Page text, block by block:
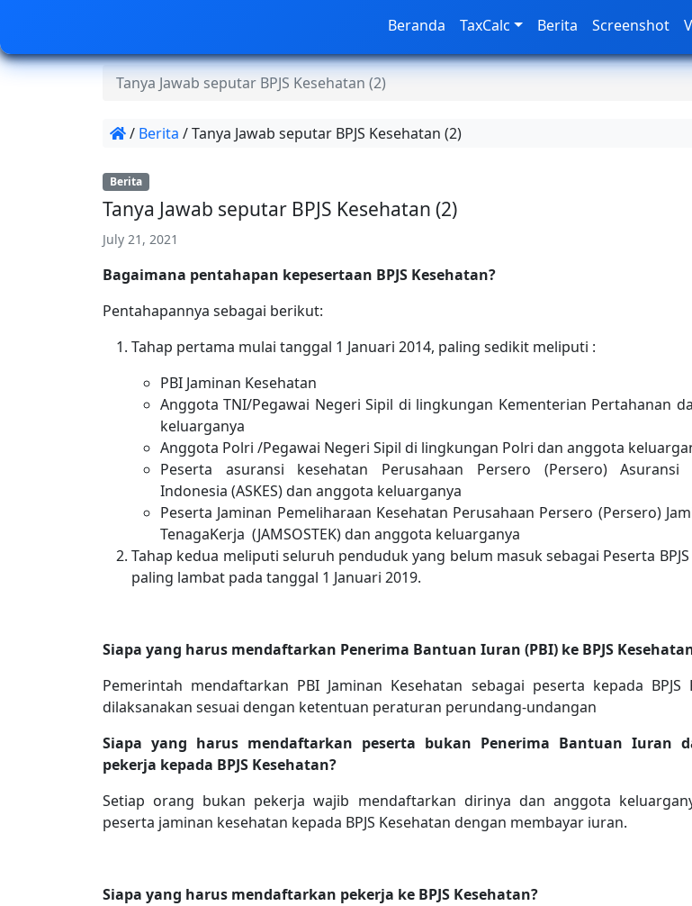
Beranda TaxCalc Berita Screenshot
Tanya Jawab seputar BPJS Kesehatan (2)
/ Berita /Tanya Jawab seputar BPJS Kesehatan (2)
Berita
Tanya Jawab seputar BPJS Kesehatan (2)
July 21, 2021
Bagaimana pentahapan kepesertaan BPJS Kesehatan?
Pentahapannya sebagai berikut:
Tahap pertama mulai tanggal 1 Januari 2014, paling sedikit meliputi :
PBI Jaminan Kesehatan
Anggota TNI/Pegawai Negeri Sipil di lingkungan Kementerian Pertahanan
keluarganya
Anggota Polri /Pegawai Negeri Sipil di lingkungan Polri dan anggota
Peserta asuransi kesehatan Perusahaan Persero (Persero) Asuransi
Indonesia (ASKES) dan anggota keluarganya
Peserta Jaminan Pemeliharaan Kesehatan Perusahaan Persero (Persero)
TenagaKerja (JAMSOSTEK) dan anggota keluarganya
Tahap kedua meliputi seluruh penduduk yang belum masuk sebagai Peserta
paling lambat pada tanggal 1 Januari 2019.
Siapa yang harus mendaftarkan Penerima Bantuan Iuran (PBI) ke BPJS
Pemerintah mendaftarkan PBI Jaminan Kesehatan sebagai peserta kepada BPJS
dilaksanakan sesuai dengan ketentuan peraturan perundang-undangan
Siapa yang harus mendaftarkan peserta bukan Penerima Bantuan Iuran
pekerja kepada BPJS Kesehatan?
Setiap orang bukan pekerja wajib mendaftarkan dirinya dan anggota
peserta jaminan kesehatan kepada BPJS Kesehatan dengan membayar iuran.
Siapa yang harus mendaftarkan pekerja ke BPJS Kesehatan?